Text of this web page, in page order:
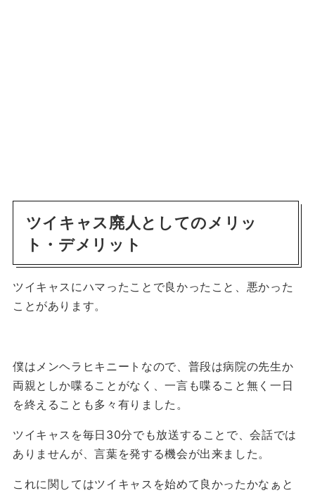
ツイキャス廃人としてのメリッ
ト・デメリット
ツイキャスにハマったことで良かったこと、悪かった
ことがあります。
僕はメンヘラヒキニートなので、普段は病院の先生か
両親としか喋ることがなく、一言も喋ること無く一日
を終えることも多々有りました。
ツイキャスを毎日30分でも放送することで、会話では
ありませんが、言葉を発する機会が出来ました。
これに関してはツイキャスを始めて良かったかなぁと